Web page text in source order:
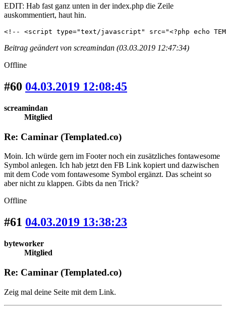
EDIT: Hab fast ganz unten in der index.php die Zeile
auskommentiert, haut hin.
<!-- <script type="text/javascript" src="<?php echo
Beitrag geändert von screamindan (03.03.2019 12:47:34)
Offline
#60 04.03.2019 12:08:45
screamindan
Mitglied
Re: Caminar (Templated.co)
Moin. Ich würde gern im Footer noch ein zusätzliches fontawesome
Symbol anlegen. Ich hab jetzt den FB Link kopiert und dazwischen
mit dem Code vom fontawesome Symbol ergänzt. Das scheint so
aber nicht zu klappen. Gibts da nen Trick?
Offline
#61 04.03.2019 13:38:23
byteworker
Mitglied
Re: Caminar (Templated.co)
Zeig mal deine Seite mit dem Link.